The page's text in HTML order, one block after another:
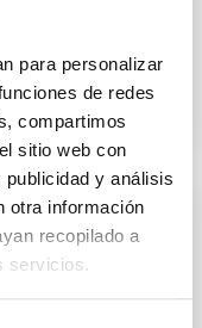
para personalizar
de redes
compartimos
sitio web con
y análisis
otra información
recopilado a
servicios.
C300
Price